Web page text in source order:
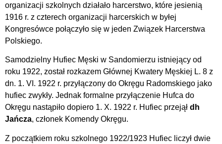
organizacji szkolnych działało harcerstwo, które jesienią
1916 r. z czterech organizacji harcerskich w byłej
Kongresówce połączyło się w jeden Związek Harcerstwa
Polskiego.
Samodzielny Hufiec Męski w Sandomierzu istniejący od
roku 1922, został rozkazem Głównej Kwatery Męskiej L. 8 z
dn. 1. VI. 1922 r. przyłączony do Okręgu Radomskiego jako
hufiec zwykły. Jednak formalne przyłączenie Hufca do
Okręgu nastąpiło dopiero 1. X. 1922 r. Hufiec przejął dh
Jańcza, członek Komendy Okręgu.
Z początkiem roku szkolnego 1922/1923 Hufiec liczył dwie